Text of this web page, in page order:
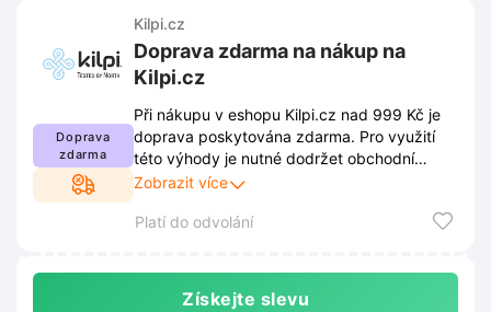
Doprava
zdarma
Kilpi.cz
Doprava zdarma na nákup na
Kilpi.cz
Při nákupu v eshopu Kilpi.cz nad 999 Kč je
doprava poskytována zdarma. Pro využití
této výhody je nutné dodržet obchodní
podmínky stanovené prodejcem. Kompletní
stránkách a může se průběžně měnit.
Zobrazit více
Platí do odvolání
Získejte slevu